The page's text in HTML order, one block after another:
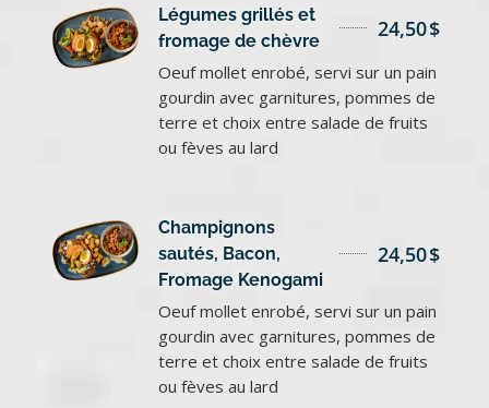
Légumes grillés et
fromage de chèvre
$
24,50
Oeuf mollet enrobé, servi sur un pain
gourdin avec garnitures, pommes de
terre et choix entre salade de fruits
ou fèves au lard
Champignons
sautés, Bacon,
Fromage Kenogami
$
24,50
Oeuf mollet enrobé, servi sur un pain
gourdin avec garnitures, pommes de
terre et choix entre salade de fruits
ou fèves au lard